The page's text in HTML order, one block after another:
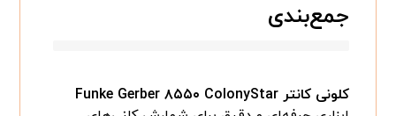
جمع‌بندی
کلونی کانتر Funke Gerber ۸۵۵۰ ColonyStar